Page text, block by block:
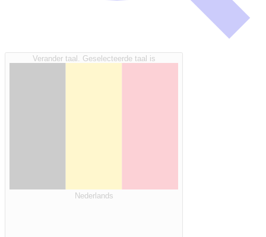
Verander taal. Geselecteerde taal is
Nederlands